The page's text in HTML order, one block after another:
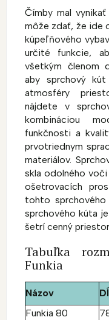
Čímby mal
môže zdať, že ide
kúpeľňového
určité funkcie,
všetkým členom
aby sprchový
atmosféry
nájdete v
kombináciou
funkčnosti a
prvotriednym
materiálov.
skla odolného voči
ošetrovacích
tohto sprchového
sprchového kúta
šetrí cenný
Tabuľka
Funkia
Názov
Funkia 80